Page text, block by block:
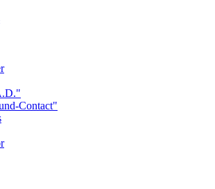
Contact"